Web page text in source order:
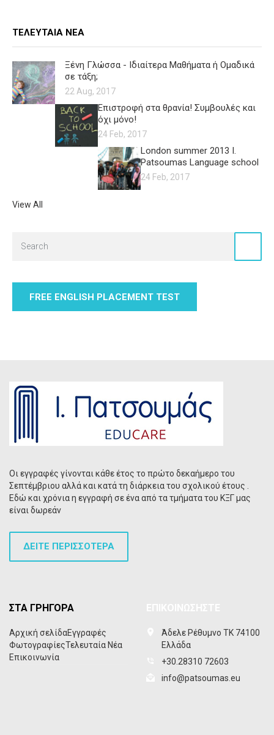
ΤΕΛΕΥΤΑΊΑ ΝΈΑ
Ξένη Γλώσσα - Ιδιαίτερα Μαθήματα ή Ομαδικά
σε τάξη;
22 Aug, 2017
Επιστροφή στα θρανία! Συμβουλές και
όχι μόνο!
24 Feb, 2017
London summer 2013 I.
Patsoumas Language school
24 Feb, 2017
View All
FREE ENGLISH PLACEMENT TEST
Οι εγγραφές γίνονται κάθε έτος το πρώτο δεκαήμερο του
Σεπτέμβριου αλλά και κατά τη διάρκεια του σχολικού έτους .
Εδώ και χρόνια η εγγραφή σε ένα από τα τμήματα του ΚΞΓ μας
είναι δωρεάν
ΔΕΙΤΕ ΠΕΡΙΣΣΟΤΕΡΑ
ΣΤΑ ΓΡΗΓΟΡΑ
Αρχική σελίδαΕγγραφές
ΦωτογραφίεςΤελευταία Νέα
Επικοινωνία
Άδελε Ρέθυμνο ΤΚ 74100
Ελλάδα
+30.28310 72603
info@patsoumas.eu